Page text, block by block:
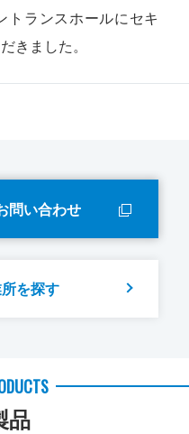
トランスホールにセキ
きました。
問い合わせ
を探す
品